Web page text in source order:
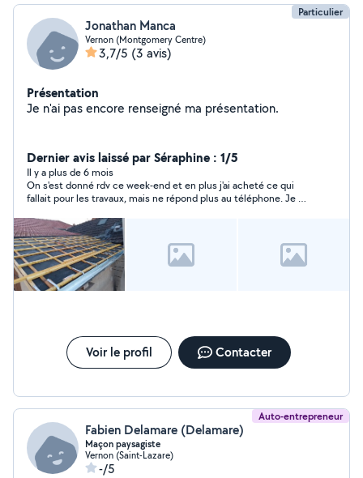
Particulier
Jonathan Manca
Vernon (Montgomery Centre)
3,7/5 (3 avis)
Présentation
Je n'ai pas encore renseigné ma présentation.
Dernier avis laissé par Séraphine : 1/5
Il y a plus de 6 mois
On s'est donné rdv ce week-end et en plus j'ai acheté ce qui
fallait pour les travaux, mais ne répond plus au téléphone. Je ne
Voir le profil Contacter
Auto-entrepreneur
Fabien Delamare (Delamare)
Maçon paysagiste
Vernon (Saint-Lazare)
-/5